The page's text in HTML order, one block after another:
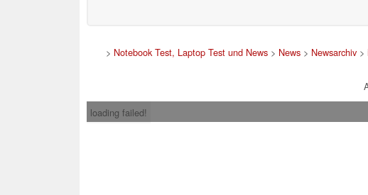
> Notebook Test, Laptop Test und News > News > Newsarchiv >
loading failed!